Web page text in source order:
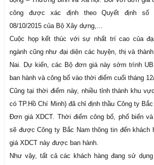
công được xác định theo Quyết định số
08/10/2015 của Bộ Xây dựng,...
Cuộc họp kết thúc với sự nhất trí cao của
ngành cũng như đại diện các huyện, thị và
Nai. Dự kiến, các Bộ đơn giá này sớm trình
ban hành và công bố vào thời điểm cuối tháng
Cũng tại thời điểm này, nhiều tỉnh thành khu
có TP.Hồ Chí Minh) đã chỉ định thầu Công ty
Đơn giá XDCT. Thời điểm công bố, phổ biến
sẽ được Công ty Bắc Nam thông tin đến khách
giá XDCT này được ban hành.
Như vậy, tất cả các khách hàng đang sử